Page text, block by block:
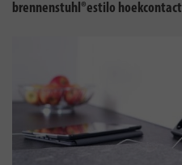
brennenstuhl®estilo